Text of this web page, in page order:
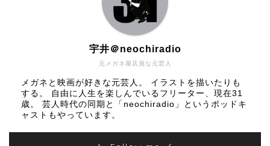
元メガネ屋店員な元芸人
宇井＠neochiradio
メガネと映画が好きな元芸人。 イラストを描いたりも
する。 自由に人生を楽しんでいるフリーター、現在31
歳。 芸人時代の同期と「neochiradio」というポッドキ
ャストもやっています。